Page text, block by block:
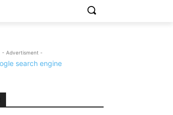
- Advertisment -